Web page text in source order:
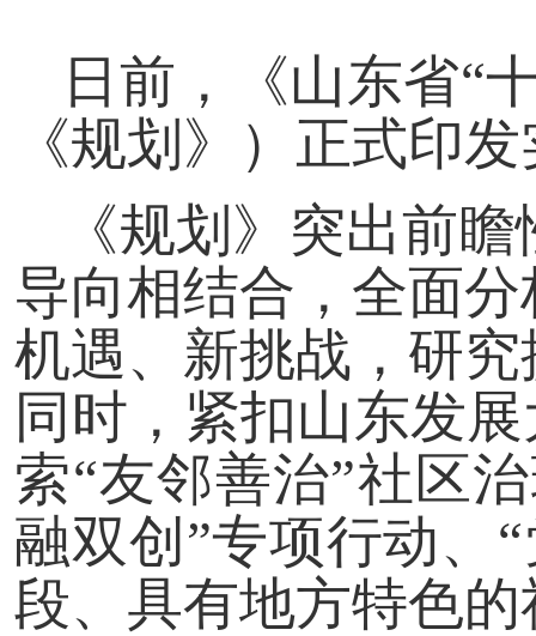
日前，《山东省“
《规划》）正式印
《规划》突出前
导向相结合，全面
机遇、新挑战，研
同时，紧扣山东发
索“友邻善治”社区
融双创”专项行动、
段、具有地方特色